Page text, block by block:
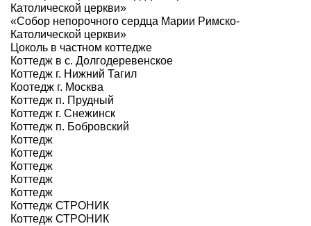
Католической церкви»
«Собор непорочного сердца Марии Римско-
Католической церкви»
Цоколь в частном коттедже
Коттедж в с. Долгодеревенское
Коттедж г. Нижний Тагил
Коотедж г. Москва
Коттедж п. Прудный
Коттедж г. Снежинск
Коттедж п. Бобровский
Коттедж
Коттедж
Коттедж
Коттедж
Коттедж
Коттедж СТРОНИК
Коттедж СТРОНИК